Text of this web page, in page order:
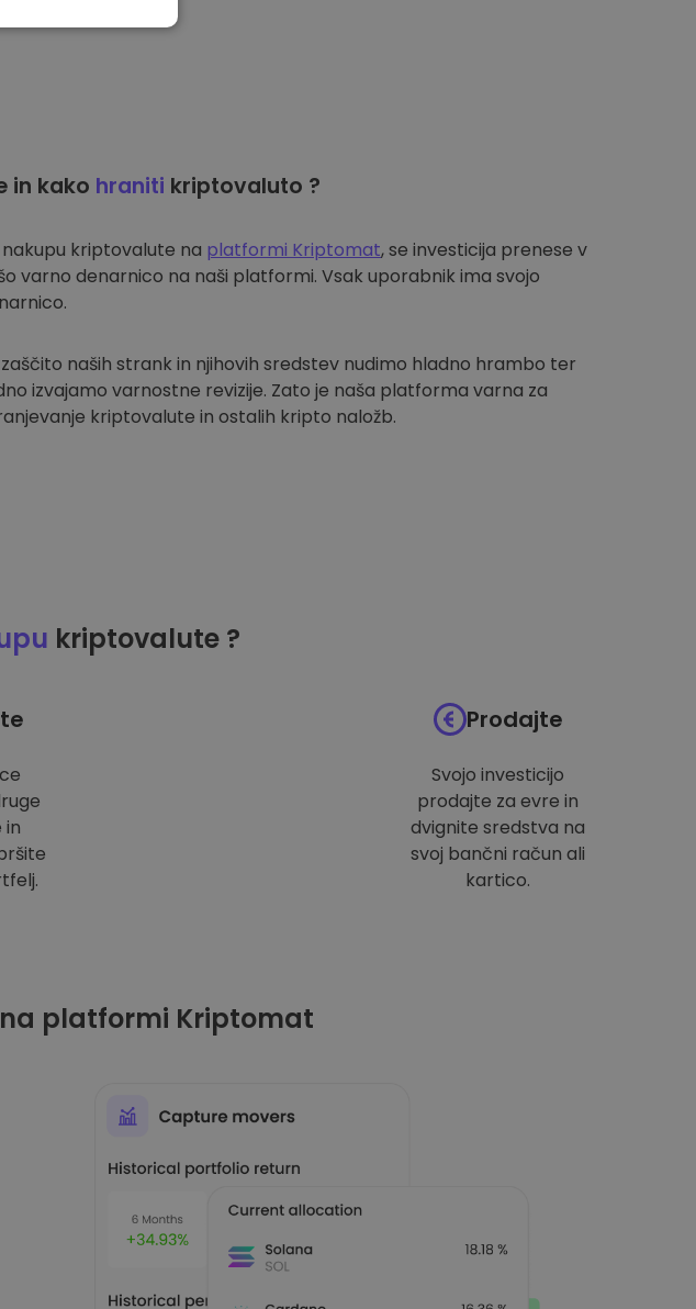
in kako hraniti kriptovaluto ?
nakupu kriptovalute na platformi Kriptomat, se investicija prenese v
varno denarnico na naši platformi. Vsak uporabnik ima svojo
zaščito naših strank in njihovih sredstev nudimo hladno hrambo ter
izvajamo varnostne revizije. Zato je naša platforma varna za
kriptovalute in ostalih kripto naložb.
kriptovalute ?
in
Prodajte
Svojo investicijo
prodajte za evre in
dvignite sredstva na
svoj bančni račun ali
kartico.
platformi Kriptomat